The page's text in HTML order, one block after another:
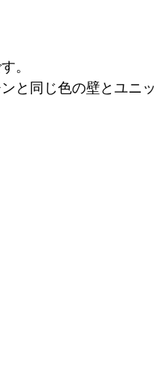
。
と同じ色の壁とユニ